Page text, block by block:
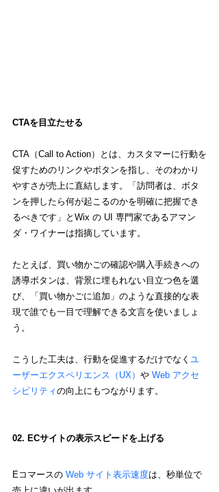
CTAを目立たせる
CTA（Call to Action）とは、 カスタマーに行動を
促すためのリンクやボタンを指し、そのわかり
やすさが売上に直結します。「訪問者は、ボタ
ンを押したら何が起こるのかを明確に把握でき
るべきです」と Wix の UI 専門家であるアマン
ダ・ワイナーは指摘しています。
たとえば、買い物かごの確認や購入手続きへの
誘導ボタンは、背景に埋もれない目立つ色を選
び、「買い物かごに追加」のような直接的な表
現で誰でも一目で理解できる文言を使いましょ
う。
こうした工夫は、行動を促進するだけでなく ユ
ーザーエクスペリエンス（UX） や Web アクセ
シビリティの向上にもつながります。
02. ECサイトの表示スピードを上げる
Eコマースの Web サイト表示速度は、秒単位で